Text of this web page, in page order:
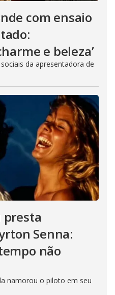
com ensaio
e beleza’
da apresentadora de
presta
Senna:
não
namorou o piloto em seu